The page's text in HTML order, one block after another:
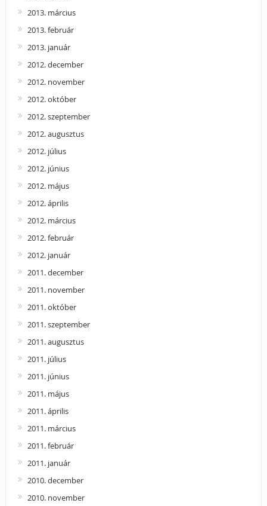
2013. március
2013. február
2013. január
2012. december
2012. november
2012. október
2012. szeptember
2012. augusztus
2012. július
2012. június
2012. május
2012. április
2012. március
2012. február
2012. január
2011. december
2011. november
2011. október
2011. szeptember
2011. augusztus
2011. július
2011. június
2011. május
2011. április
2011. március
2011. február
2011. január
2010. december
2010. november